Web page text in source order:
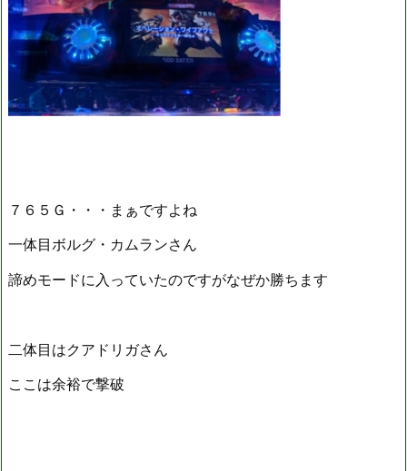
７６５Ｇ・・・まぁですよね
一体目ボルグ・カムランさん
諦めモードに入っていたのですがなぜか勝ちます
二体目はクアドリガさん
ここは余裕で撃破